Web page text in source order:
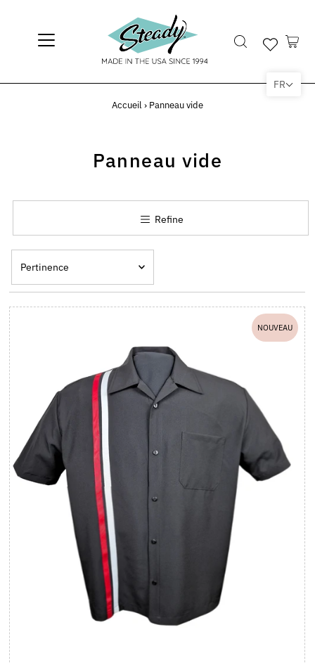
Accueil› Panneau vide
Panneau vide
Refine
En vedette
Alphabétique, de A à Z
Alphabétique, de Z à A
Prix: faible à élevé
Prix: élevé à faible
Date, de la plus
ancienne à la plus
récente
Date, de la plus récente
à la plus ancienne
NOUVEAU
FR